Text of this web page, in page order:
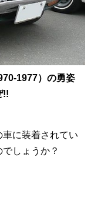
1977）の勇姿
!!
に装着されてい
しょうか？